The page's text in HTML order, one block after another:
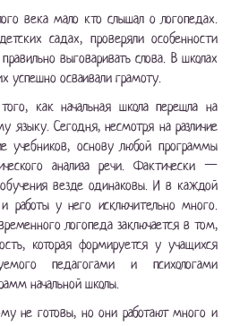
века мало кто слышал о логопедах.
садах, проверяли особенности
выговаривать слова. В школах
успешно осваивали грамоту.
как начальная школа перешла на
языку. Сегодня, несмотря на различие
учебников, основу любой программы
анализа речи. Фактически —
везде одинаковы. И в каждой
работы у него исключительно много.
логопеда заключается в том,
которая формируется у учащихся
педагогами и психологами
начальной школы.
не готовы, но они работают много и